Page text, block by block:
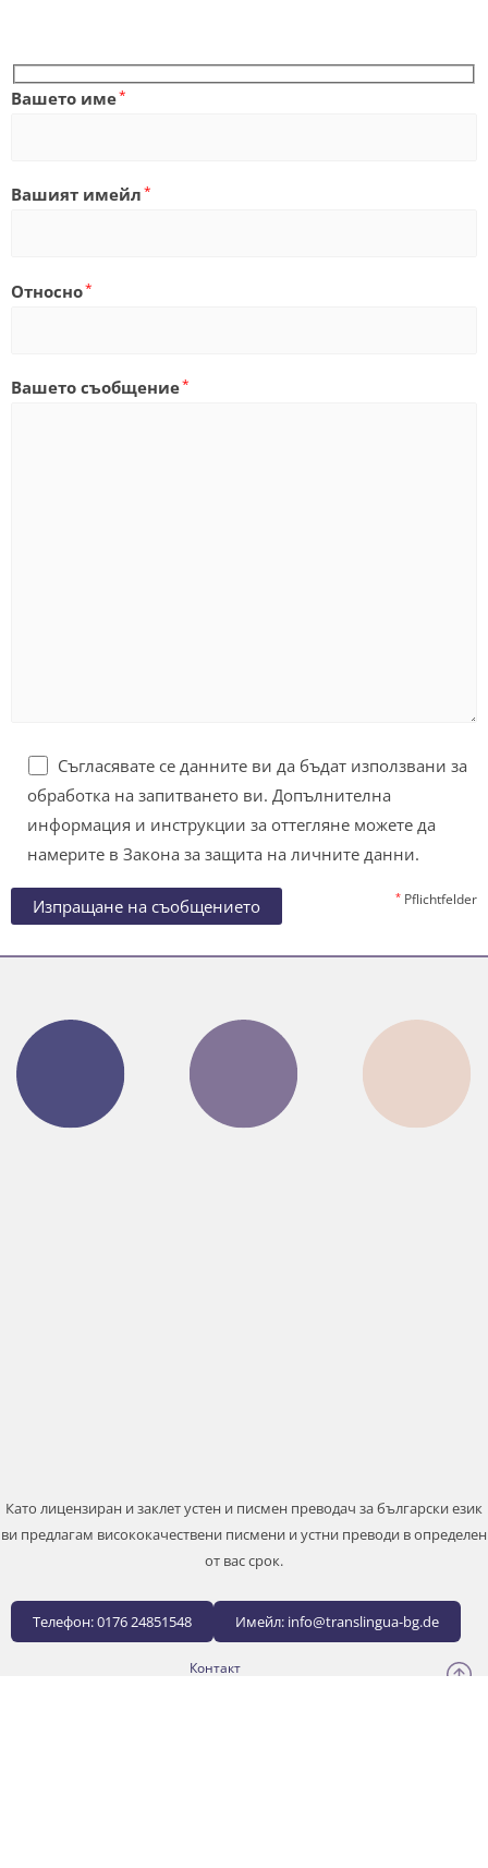
Bашето име*
Baшият имейл *
Относно*
Baшето съобщение*
Съгласявате се данните ви да бъдат използвани за
обработка на запитването ви. Допълнителна
информация и инструкции за оттегляне можете да
намерите в Законa за защита на личните данни.
* Pflichtfelder
Като лицензиран и заклет устен и писмен преводач за български език
ви предлагам висококачествени писмени и устни преводи в определен
от вас срок.
Телефон: 0176 24851548 Имейл: info@translingua-bg.de
Контакт